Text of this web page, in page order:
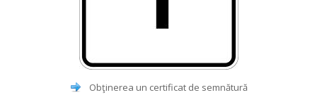
Obţinerea un certificat de semnătură